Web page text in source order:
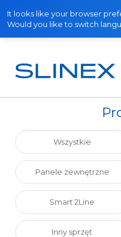
It looks like your browser
Would you like to switch
Strona główna
Wszystkie
Panele zewnętrzne
Smart 2Line
Inny sprzęt